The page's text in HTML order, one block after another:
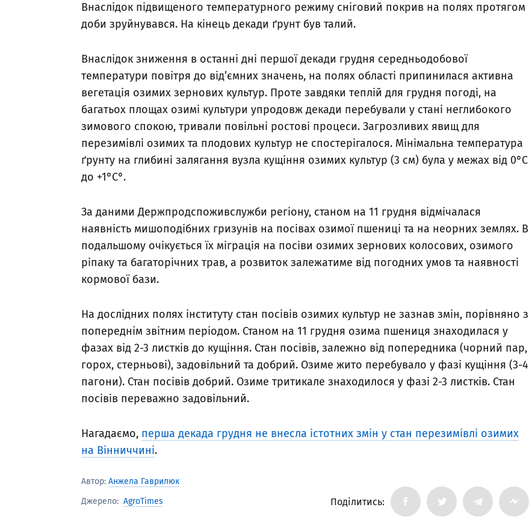
Внаслідок підвищеного температурного режиму сніговий покрив на полях протягом
доби зруйнувався. На кінець декади ґрунт був талий.
Внаслідок зниження в останні дні першої декади грудня середньодобової
температури повітря до від’ємних значень, на полях області припинилася активна
вегетація озимих зернових культур. Проте завдяки теплій для грудня погоді, на
багатьох площах озимі культури упродовж декади перебували у стані неглибокого
зимового спокою, тривали повільні ростові процеси. Загрозливих явищ для
перезимівлі озимих та плодових культур не спостерігалося. Мінімальна температура
ґрунту на глибині залягання вузла кущіння озимих культур (3 см) була у межах від 0°С
до +1°С°.
За даними Держпродспоживслужби регіону, станом на 11 грудня відмічалася
наявність мишоподібних гризунів на посівах озимої пшениці та на неорних землях. В
подальшому очікується їх міграція на посіви озимих зернових колосових, озимого
ріпаку та багаторічних трав, а розвиток залежатиме від погодних умов та наявності
кормової бази.
На дослідних полях інституту стан посівів озимих культур не зазнав змін, порівняно з
попереднім звітним періодом. Станом на 11 грудня озима пшениця знаходилася у
фазах від 2-3 листків до кущіння. Стан посівів, залежно від попередника (чорний пар,
горох, стерньові), задовільний та добрий. Озиме жито перебувало у фазі кущіння (3-4
пагони). Стан посівів добрий. Озиме тритикале знаходилося у фазі 2-3 листків. Стан
посівів переважно задовільний.
Нагадаємо, перша декада грудня не внесла істотних змін у стан перезимівлі озимих
на Вінниччині.
Автор: Анжела Гаврилюк
Джерело: AgroTimes Поділитись: